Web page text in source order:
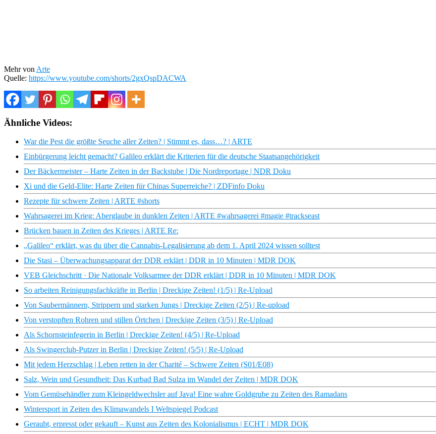
Mehr von Arte
Quelle: https://www.youtube.com/shorts/2gxQspDACWA
Ähnliche Videos:
War die Pest die größte Seuche aller Zeiten? | Stimmt es, dass…? | ARTE
Einbürgerung leicht gemacht? Galileo erklärt die Kriterien für die deutsche Staatsangehörigkeit
Der Bäckermeister – Harte Zeiten in der Backstube | Die Nordreportage | NDR Doku
Xi und die Geld-Elite: Harte Zeiten für Chinas Superreiche? | ZDFinfo Doku
Rezepte für schwere Zeiten | ARTE #shorts
Wahrsagerei im Krieg: Aberglaube in dunklen Zeiten | ARTE #wahrsagerei #magie #trackseast
Brücken bauen in Zeiten des Krieges | ARTE Re:
„Galileo“ erklärt, was du über die Cannabis-Legalisierung ab dem 1. April 2024 wissen solltest
Die Stasi – Überwachungsapparat der DDR erklärt | DDR in 10 Minuten | MDR DOK
VEB Gleichschritt · Die Nationale Volksarmee der DDR erklärt | DDR in 10 Minuten | MDR DOK
So arbeiten Reinigungsfachkräfte in Berlin | Dreckige Zeiten! (1/5) | Re-Upload
Von Saubermännern, Strippern und starken Jungs | Dreckige Zeiten (2/5) | Re-upload
Von verstopften Rohren und stillen Örtchen | Dreckige Zeiten (3/5) | Re-Upload
Als Schornsteinfegerin in Berlin | Dreckige Zeiten! (4/5) | Re-Upload
Als Swingerclub-Putzer in Berlin | Dreckige Zeiten! (5/5) | Re-Upload
Mit jedem Herzschlag | Leben retten in der Charité – Schwere Zeiten (S01/E08)
Salz, Wein und Gesundheit: Das Kurbad Bad Sulza im Wandel der Zeiten | MDR DOK
Vom Gemüsehändler zum Kleingeldwechsler auf Java! Eine wahre Goldgrube zu Zeiten des Ramadans
Wintersport in Zeiten des Klimawandels I Weltspiegel Podcast
Geraubt, erpresst oder gekauft – Kunst aus Zeiten des Kolonialismus | ECHT | MDR DOK